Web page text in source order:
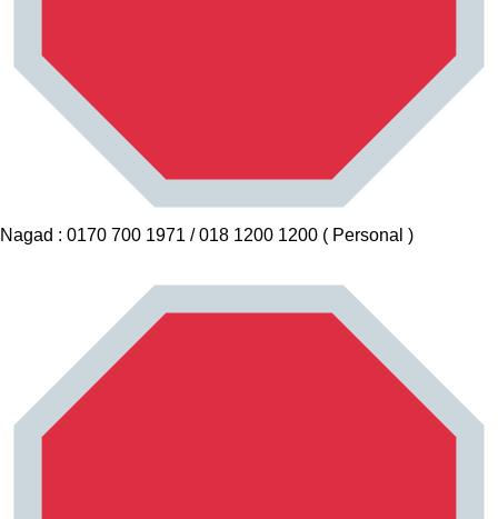
Nagad : 0170 700 1971 / 018 1200 1200 ( Personal )